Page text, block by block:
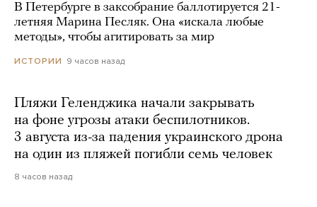
В Петербурге в заксобрание баллотируется 21-
летняя Марина Песляк. Она «искала любые
методы», чтобы агитировать за мир
ИСТОРИИ 9 часов назад
Пляжи Геленджика начали закрывать
на фоне угрозы атаки беспилотников.
3 августа из-за падения украинского дрона
на один из пляжей погибли семь человек
8 часов назад